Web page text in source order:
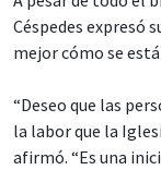
Céspedes expresó
mejor cómo se
“Deseo que las
la labor que la
afirmó. “Es una